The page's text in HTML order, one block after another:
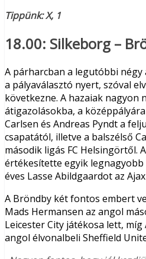
Tippünk: X, 1
18.00: Silkeborg –
A párharcban a legutóbbi
a pályaválasztó nyert, szóval
következne. A hazaiak nagyon
átigazolásokba, a
Carlsen és Andreas Pyndt a
csapatától, illetve a balszélső
második ligás FC Helsingörtől.
értékesítette egyik legnagyobb
éves Lasse Abildgaardot az
A Bröndby két fontos embert
Mads Hermansen az angol
Leicester City játékosa lett, míg
angol élvonalbeli Sheffield